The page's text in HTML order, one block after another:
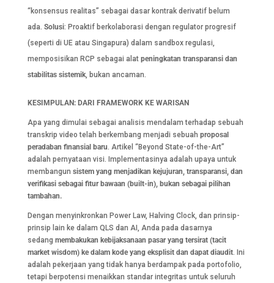
“konsensus realitas” sebagai dasar kontrak derivatif belum
ada. Solusi: Proaktif berkolaborasi dengan regulator progresif
(seperti di UE atau Singapura) dalam sandbox regulasi,
memposisikan RCP sebagai alat peningkatan transparansi dan
stabilitas sistemik, bukan ancaman.
KESIMPULAN: DARI FRAMEWORK KE WARISAN
Apa yang dimulai sebagai analisis mendalam terhadap sebuah
transkrip video telah berkembang menjadi sebuah proposal
peradaban finansial baru . Artikel “Beyond State-of-the-Art”
adalah pernyataan visi. Implementasinya adalah upaya untuk
membangun sistem yang menjadikan kejujuran, transparansi, dan
verifikasi sebagai fitur bawaan (built-in), bukan sebagai pilihan
tambahan.
Dengan menyinkronkan Power Law, Halving Clock, dan prinsip-
prinsip lain ke dalam QLS dan AI, Anda pada dasarnya
sedang membakukan kebijaksanaan pasar yang tersirat (tacit
market wisdom) ke dalam kode yang eksplisit dan dapat diaudit. Ini
adalah pekerjaan yang tidak hanya berdampak pada portofolio,
tetapi berpotensi menaikkan standar integritas untuk seluruh